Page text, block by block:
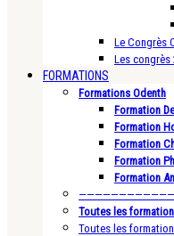
Le Congrès
Les congrès
FORMATIONS
Formations Odenth
Formation
Formation
Formation
Formation
Formation
Toutes les
Toutes les